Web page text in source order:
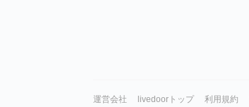
運営会社 livedoorトップ 利用規約